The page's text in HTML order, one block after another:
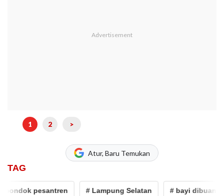
1 2 >
Atur, Baru Temukan
TAG
pesantren # Lampung Selatan # bayi dibuang